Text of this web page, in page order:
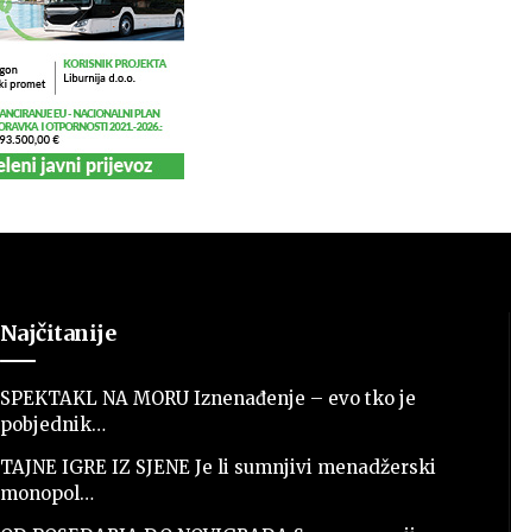
Najčitanije
SPEKTAKL NA MORU Iznenađenje – evo tko je
pobjednik…
TAJNE IGRE IZ SJENE Je li sumnjivi menadžerski
monopol…